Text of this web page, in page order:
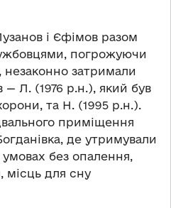
і Єфімов разом
погрожуючи
затримали
— Л. (1976 р.н.), який був
та Н. (1995 р.н.).
приміщення
де утримували
умовах без опалення,
місць для сну